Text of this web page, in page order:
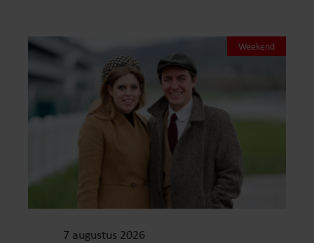
Weekend
7 augustus 2026